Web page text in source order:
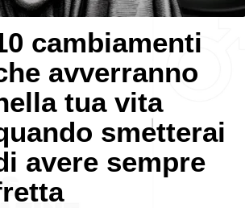
cambiamenti
avverranno
tua vita
smetterai
avere sempre